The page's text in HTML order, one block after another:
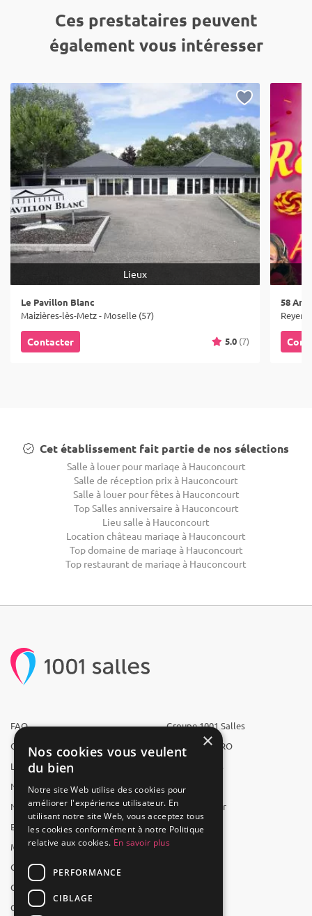
Ces prestataires peuvent
également vous intéresser
Lieux
Le Pavillon Blanc
Maizières-lès-Metz - Moselle (57)
Contacter 5.0 (7)
58
Cet établissement fait partie de nos sélections
Salle à louer pour mariage à Hauconcourt
Salle de réception prix à Hauconcourt
Salle à louer pour fêtes à Hauconcourt
Top Salles anniversaire à Hauconcourt
Lieu salle à Hauconcourt
Location château mariage à Hauconcourt
Top domaine de mariage à Hauconcourt
Top restaurant de mariage à Hauconcourt
FAQ
Qui sommes-nous ?
L'équipe
Nous recrutons
Nos partenaires
Espace presse
Mentions légales
CGV
CGU
Contact
Groupe 1001 Salles
1001 Salles PRO
1001 Traiteurs
1001 Artistes
Reserverunbar
MP2
×
Nos cookies vous veulent
du bien
Notre site Web utilise des cookies pour
améliorer l'expérience utilisateur. En
utilisant notre site Web, vous acceptez tous
les cookies conformément à notre Politique
relative aux cookies. En savoir plus
PERFORMANCE
CIBLAGE